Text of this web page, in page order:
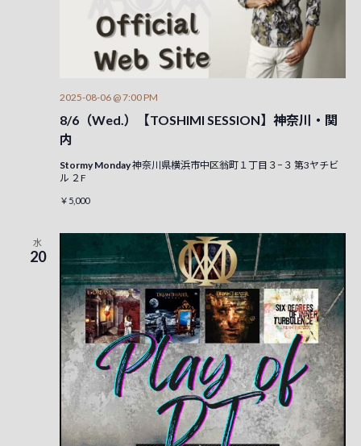
8/6（Wed.）【TOSHIMI SESSION】神奈川・関
内
2025-08-06 @ 7:00 PM
Stormy Monday神奈川県横浜市中区翁町１丁目３−３ 第3ヤチビ
ル ２F
￥5,000
水
20